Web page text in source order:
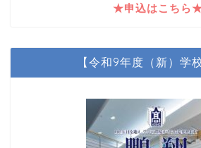
★申込はこちら
【令和9年度（新）学